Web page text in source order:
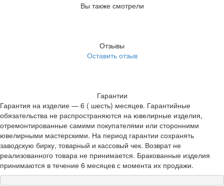
Вы также смотрели
Отзывы
Оставить отзыв
Гарантии
Гарантия на изделие — 6 ( шесть) месяцев. Гарантийные
обязательства не распространяются на ювелирные изделия,
отремонтированные самими покупателями или сторонними
ювелирными мастерскими. На период гарантии сохранять
заводскую бирку, товарный и кассовый чек. Возврат не
реализованного товара не принимается. Бракованные изделия
принимаются в течение 6 месяцев с момента их продажи.